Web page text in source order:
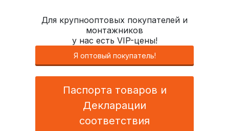
Для крупнооптовых покупателей и
монтажников
у нас есть VIP-цены!
Я оптовый покупатель!
Паспорта товаров и
Декларации
соответствия